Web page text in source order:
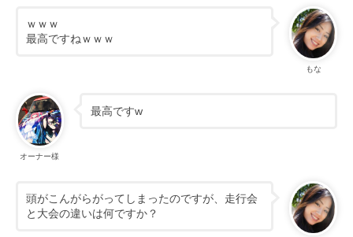
もな
ｗｗｗ
最高ですねｗｗｗ
オーナー様
最高ですw
頭がこんがらがってしまったのですが、走行会
と大会の違いは何ですか？